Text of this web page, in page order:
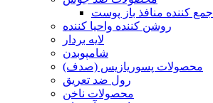
جمع کننده منافذ باز پوست
روشن کننده واحیا کننده
لایه بردار
شامپوبدن
محصولات پسوریازیس (صدف)
رول ضد تعریق
محصولات ناخن